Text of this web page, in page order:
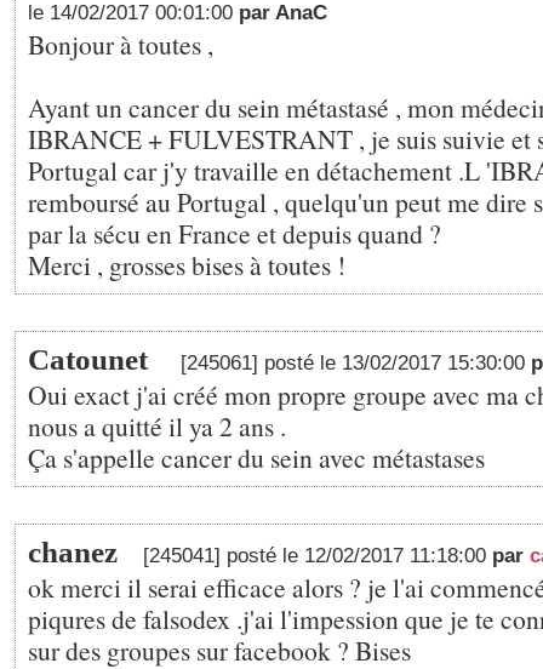
le 14/02/2017 00:01:00 par AnaC
Bonjour à toutes ,
Ayant un cancer du sein métastasé , mon
IBRANCE + FULVESTRANT , je suis suivie et
Portugal car j'y travaille en détachement .L
remboursé au Portugal , quelqu'un peut me dire
par la sécu en France et depuis quand ?
Merci , grosses bises à toutes !
Catounet [245061] posté le 13/02/2017 15:30:00
Oui exact j'ai créé mon propre groupe avec ma
nous a quitté il ya 2 ans .
Ça s'appelle cancer du sein avec métastases
chanez [245041] posté le 12/02/2017 11:18:00 par
ok merci il serai efficace alors ? je l'ai
piqures de falsodex .j'ai l'impession que je te
sur des groupes sur facebook ? Bises